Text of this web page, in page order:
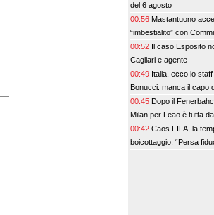
del 6 agosto
00:56 Mastantuono
“imbestialito” con
00:52 Il caso Esposito
Cagliari e agente
00:49 Italia, ecco lo staff
Bonucci: manca il capo
00:45 Dopo il
Milan per Leao è tutta
00:42 Caos FIFA, la
boicottaggio: “Persa